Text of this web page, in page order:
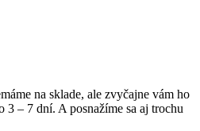
na sklade, ale zvyčajne vám ho
3 – 7 dní. A posnažíme sa aj trochu